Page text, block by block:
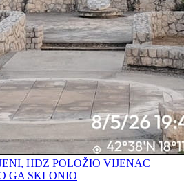
HDZ POLOŽIO VIJENAC
GA SKLONIO